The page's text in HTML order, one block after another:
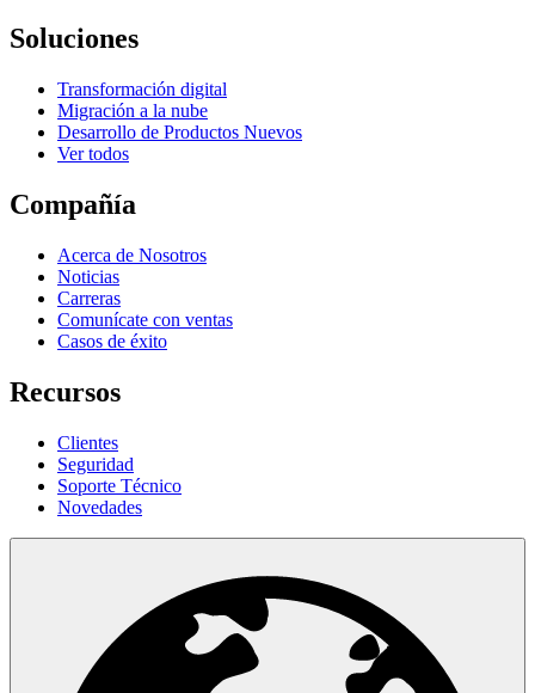
Soluciones
Transformación digital
Migración a la nube
Desarrollo de Productos Nuevos
Ver todos
Compañía
Acerca de Nosotros
Noticias
Carreras
Comunícate con ventas
Casos de éxito
Recursos
Clientes
Seguridad
Soporte Técnico
Novedades